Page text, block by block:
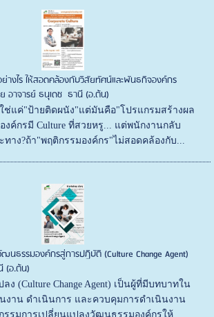
างไร ให้สอดคล้องกับวิสัยทัศน์และพันธกิจองค์กร
อาจารย์ ธนุเดช ธานี (อ.ต้น)
ช่แค่"ป้ายติดผนัง"แต่มันคือ"โปรแกรมสร้างผล
งค์กรมี Culture ที่สวยหรู... แต่พนักงานกลับ
าง?ถ้า"พฤติกรรมองค์กร"ไม่สอดคล้องกับ...
นธรรมองค์กรสู่การปฏิบัติ (Culture Change Agent)
(อ.ต้น)
ง (Culture Change Agent) เป็นผู้ที่มีบทบาทใน
งาน ดำเนินการ และควบคุมการดำเนินงาน
รรมการเปลี่ยนแปลงวัฒนธรรมองค์กรให้